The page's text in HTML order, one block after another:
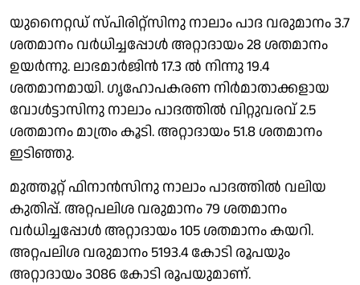
യുനൈറ്റഡ് സ്പിരിറ്റ്സിനു നാലാം പാദ വരുമാനം 3.7
ശതമാനം വർധിച്ചപ്പോൾ അറ്റാദായം 28 ശതമാനം
ഉയർന്നു. ലാഭമാർജിൻ 17.3 ൽ നിന്നു 19.4
ശതമാനമായി. ഗൃഹോപകരണ നിർമാതാക്കളായ
വോൾട്ടാസിനു നാലാം പാദത്തിൽ വിറ്റുവരവ് 2.5
ശതമാനം മാത്രം കൂടി. അറ്റാദായം 51.8 ശതമാനം
ഇടിഞ്ഞു.
മുത്തൂറ്റ് ഫിനാൻസിനു നാലാം പാദത്തിൽ വലിയ
കുതിപ്പ്. അറ്റപലിശ വരുമാനം 79 ശതമാനം
വർധിച്ചപ്പോൾ അറ്റാദായം 105 ശതമാനം കയറി.
അറ്റപലിശ വരുമാനം 5193.4 കോടി രൂപയും
അറ്റാദായം 3086 കോടി രൂപയുമാണ്.